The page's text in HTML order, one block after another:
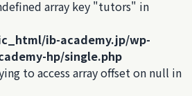
array key "tutors" in
ib-academy.jp/wp-
hp/single.php
to access array offset on null in